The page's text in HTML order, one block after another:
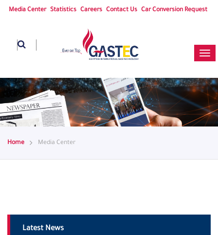
Media Center Statistics Careers Contact Us Car Conversion Request
Home Media Center
Latest News